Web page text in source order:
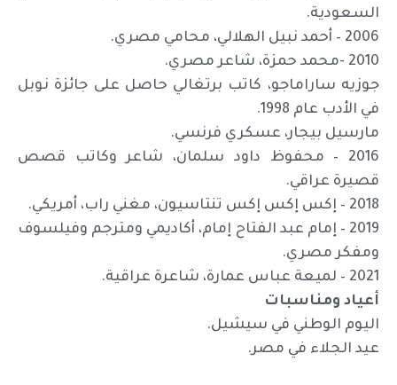
السعودية.
2006 – أحمد نبيل الهلالي، محامي مصري.
2010 -محمد حمزة، شاعر مصري.
جوزيه ساراماجو، كاتب برتغالي حاصل على جائزة نوبل
في الأدب عام 1998.
مارسيل بيجار، عسكري فرنسي.
2016 – محفوظ داود سلمان، شاعر وكاتب قصص
قصيرة عراقي.
2018 – إكس إكس إكس تنتاسيون، مغني راب، أمريكي.
2019 – إمام عبد الفتاح إمام، أكاديمي ومترجم وفيلسوف
ومفكر مصري.
2021 – لميعة عباس عمارة، شاعرة عراقية.
أعياد ومناسبات
اليوم الوطني في سيشيل.
عيد الجلاء في مصر.